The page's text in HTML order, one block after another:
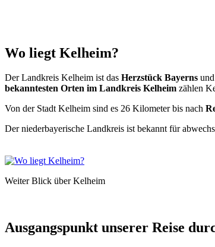
Wo liegt Kelheim?
Der Landkreis Kelheim ist das Herzstück Bayerns
bekanntesten Orten im Landkreis Kelheim zählen
Von der Stadt Kelheim sind es 26 Kilometer bis nach
Der niederbayerische Landkreis ist bekannt für
Weiter Blick über Kelheim
Ausgangspunkt unserer Reise